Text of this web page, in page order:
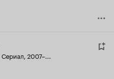
Сериал, 2007–...